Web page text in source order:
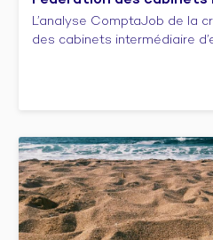
L’analyse ComptaJob de la
des cabinets intermédiaire